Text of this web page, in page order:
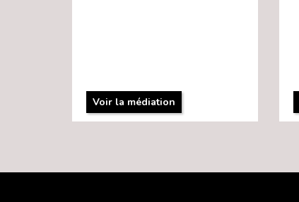
Voir la médiation